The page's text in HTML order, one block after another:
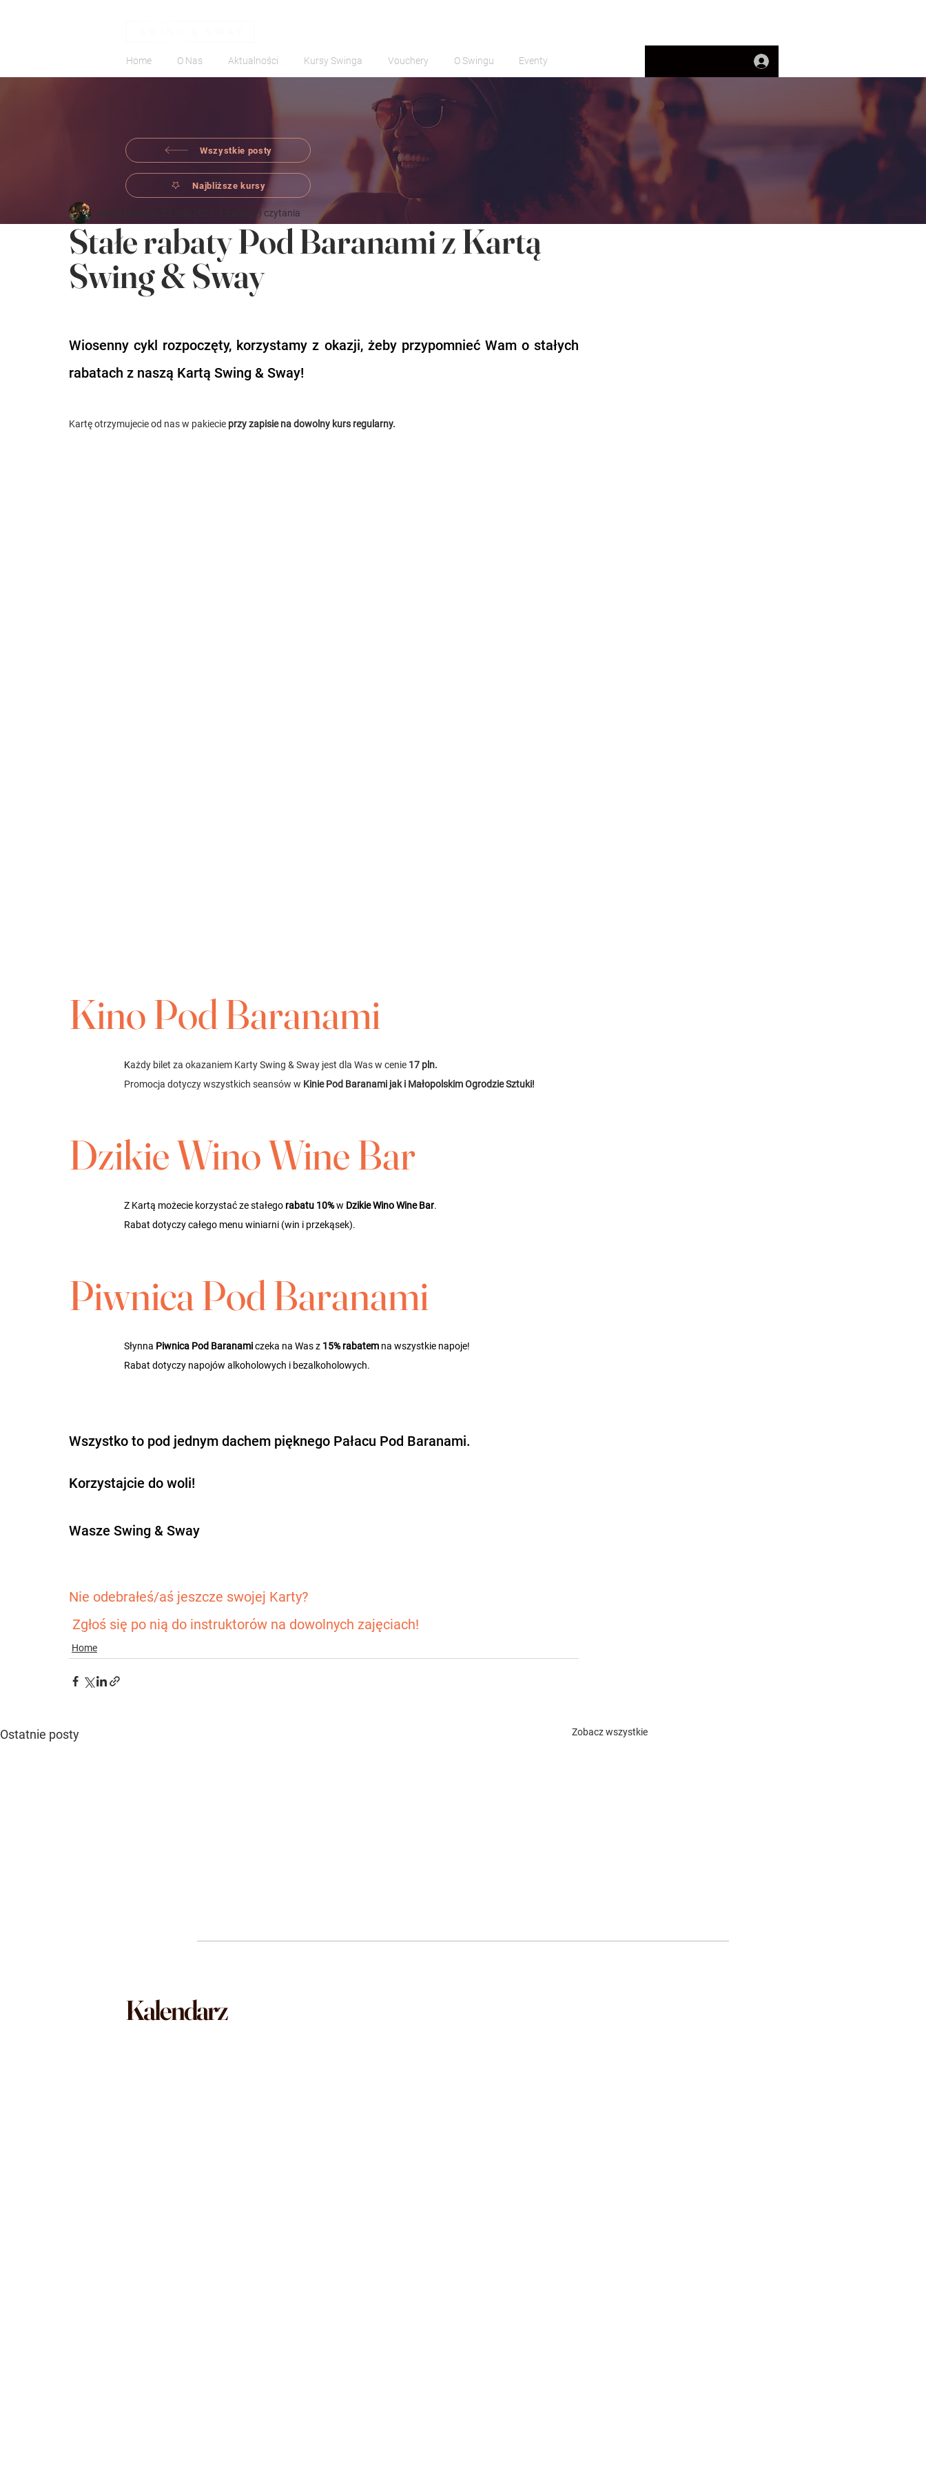
Home O Nas Aktualności Kursy Swinga Vouchery O Swingu Eventy
Wszystkie posty
Najbliższe kursy
Stałe rabaty Pod Baranami z Kartą
Swing & Sway
1 minut(y) czytania
Wiosenny cykl rozpoczęty, korzystamy z okazji, żeby przypomnieć Wam o stałych
rabatach z naszą Kartą Swing & Sway!
Kartę otrzymujecie od nas w pakiecie przy zapisie na dowolny kurs regularny.
Kino Pod Baranami
Każdy bilet za okazaniem Karty Swing & Sway jest dla Was w cenie 17 pln.
Promocja dotyczy wszystkich seansów w Kinie Pod Baranami jak i Małopolskim Ogrodzie Sztuki!
Dzikie Wino Wine Bar
Z Kartą możecie korzystać ze stałego rabatu 10%w Dzikie Wino Wine Bar.
Rabat dotyczy całego menu winiarni (win i przekąsek).
Piwnica Pod Baranami
Słynna Piwnica Pod Baranami czeka na Was z 15% rabatem na wszystkie napoje!
Rabat dotyczy napojów alkoholowych i bezalkoholowych.
Wszystko to pod jednym dachem pięknego Pałacu Pod Baranami.
Korzystajcie do woli!
Wasze Swing & Sway
Nie odebrałeś/aś jeszcze swojej Karty?
Zgłoś się po nią do instruktorów na dowolnych zajęciach!
Home
Ostatnie posty Zobacz wszystkie
Kalendarz